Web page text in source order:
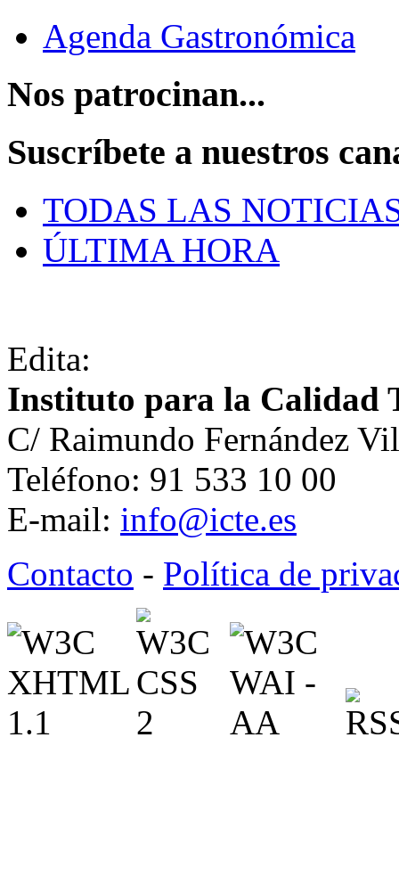
Agenda Gastronómica
Nos patrocinan...
Suscríbete a nuestros
TODAS LAS
ÚLTIMA HORA
Edita:
Instituto para la Calidad
C/ Raimundo Fernández
Teléfono: 91 533 10 00
E-mail: info@icte.es
Contacto - Política de